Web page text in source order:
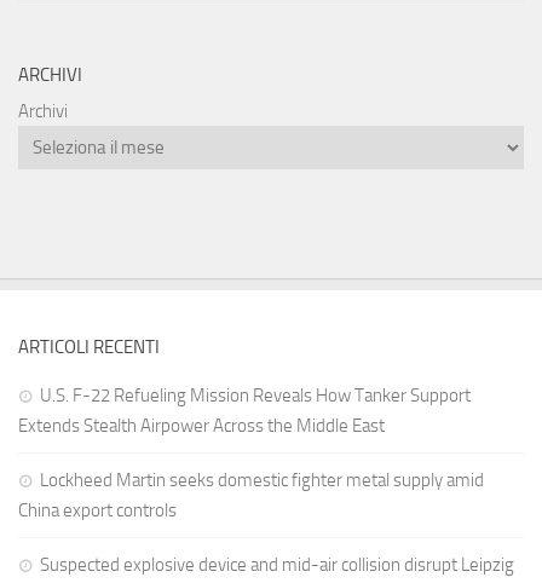
ARCHIVI
Archivi
ARTICOLI RECENTI
U.S. F-22 Refueling Mission Reveals How Tanker Support
Extends Stealth Airpower Across the Middle East
Lockheed Martin seeks domestic fighter metal supply amid
China export controls
Suspected explosive device and mid-air collision disrupt Leipzig